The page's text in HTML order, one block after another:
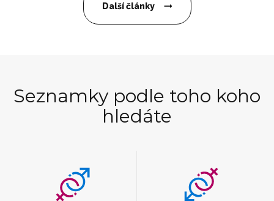
Další články
Seznamky podle toho koho
hledáte